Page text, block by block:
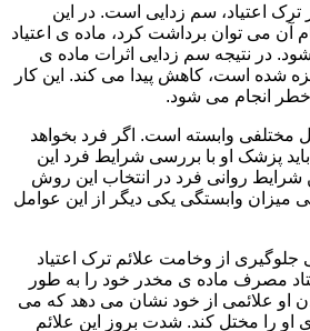
اعتیاد، سم زدایی است. در این
آن می توان برداشت کرد، ماده ی اعتیاد
در نتیجه سم زدایی اثرات ماده ی
شده است، کاهش پیدا می کند. این کار
انجام می شود.
مختلفی وابسته است. اگر فرد بخواهد
پزشک او با بررسی شرایط فرد این
شرایط روانی فرد در انتخاب این روش
میزان وابستگی یکی دیگر از این عوامل
از وخامت علائم ترک اعتیاد
مصرف ماده ی مخدر خود را به طور
او علائمی از خود نشان می دهد که می
او را مختل کند. شدت بروز این علائم